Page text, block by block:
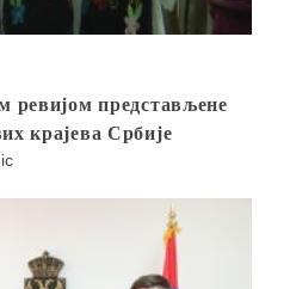
ревијом представљене
крајева Србије